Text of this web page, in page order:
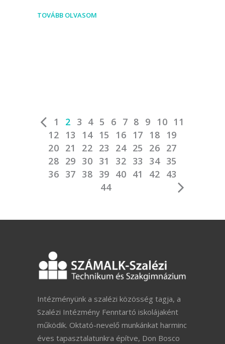
TOVÁBB OLVASOM
1 2 3 4 5 6 7 8 9 10 11
12
13 14 15 16 17 18
19
20 21 22 23 24 25 26 27
28 29 30 31 32 33 34 35
36 37 38 39 40 41 42 43
44
Intézményünk a szalézi közösség tagja, a
Szalézi Intézmény Fenntartó iskolájaként
működik. Oktató-nevelő munkánkat harminc
éves tapasztalatunkra építve, Don Bosco